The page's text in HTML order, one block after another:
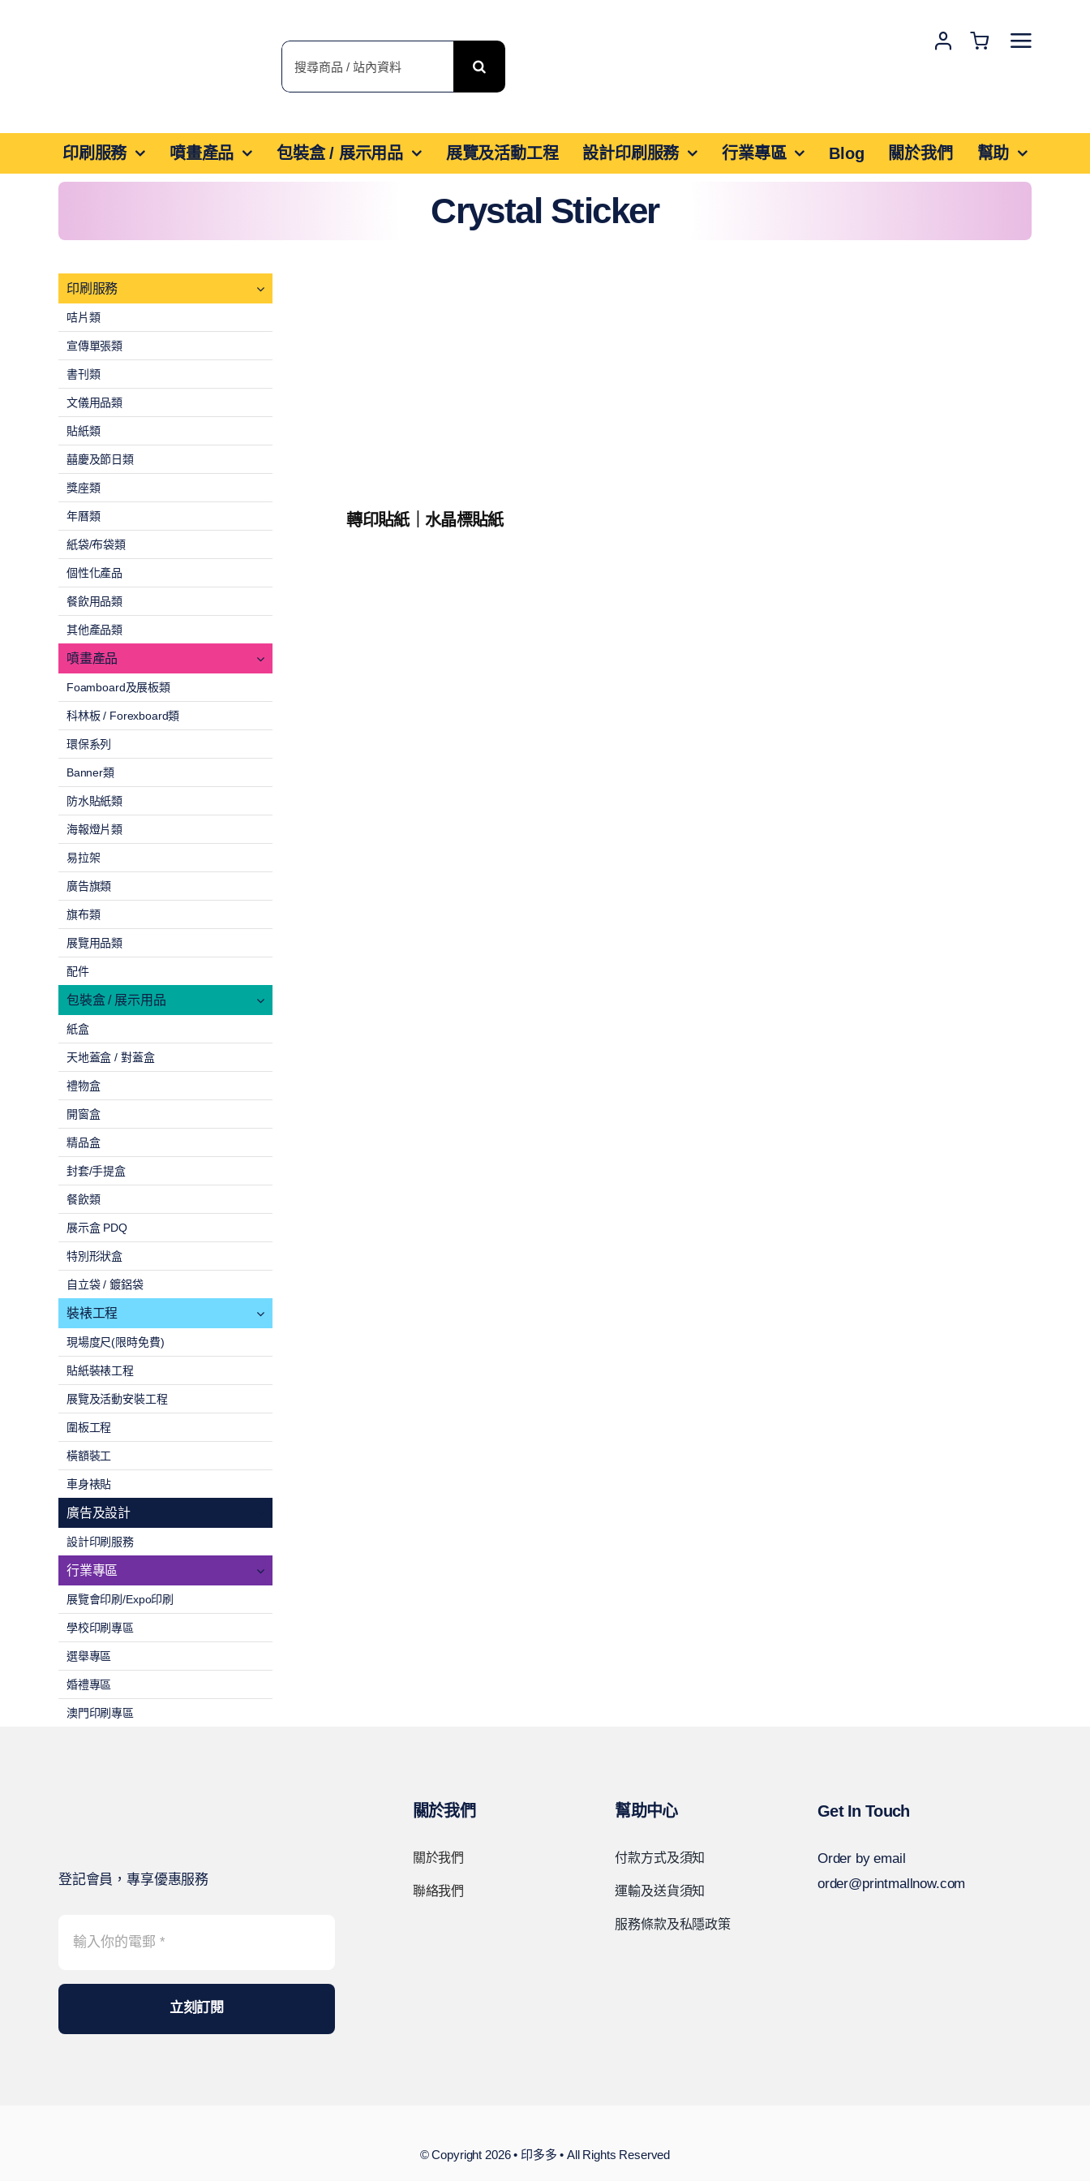
搜
印刷服務 噴畫產品 包裝盒 / 展示用品 展覽及活動工程 設計印刷服務 行業專區 Blog 關於我們 幫助
Crystal Sticker
印刷服務
咭片類
宣傳單張類
書刊類
文儀用品類
貼紙類
囍慶及節日類
獎座類
年曆類
紙袋/布袋類
個性化產品
餐飲用品類
其他產品類
噴畫產品
Foamboard及展板類
科林板 / Forexboard類
環保系列
Banner類
防水貼紙類
海報燈片類
易拉架
廣告旗類
旗布類
展覽用品類
配件
包裝盒 / 展示用品
紙盒
天地蓋盒 / 對蓋盒
禮物盒
開窗盒
精品盒
封套/手提盒
餐飲類
展示盒 PDQ
特別形狀盒
自立袋 / 鍍鋁袋
裝裱工程
現場度尺(限時免費)
貼紙裝裱工程
展覽及活動安裝工程
圍板工程
橫額裝工
車身裱貼
廣告及設計
設計印刷服務
行業專區
展覽會印刷/Expo印刷
學校印刷專區
選舉專區
婚禮專區
澳門印刷專區
轉印貼紙｜水晶標貼紙
登記會員，專享優惠服務
立刻訂閱
關於我們
關於我們
聯絡我們
幫助中心
付款方式及須知
運輸及送貨須知
服務條款及私隱政策
Get In Touch
Order by email
order@printmallnow.com
© Copyright 2026 • 印多多 • All Rights Reserved